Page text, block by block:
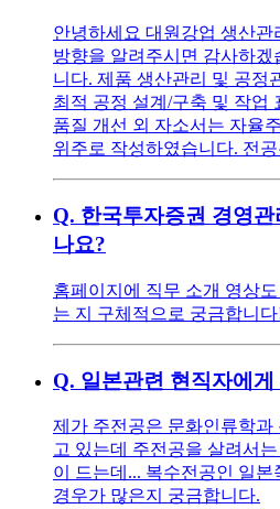
안녕하세요 대원강업 생산관
방향을 알려주시면 감사하
니다. 제품 생산관리 및 공정
최적 공정 설계/구축 및 작업
품질 개선 외 자소서는 자율
위주로 작성하였습니다. 전
Q. 한국투자증권 경영
나요?
홈페이지에 직무 소개 영상
는 지 구체적으로 궁금합니
Q. 일본관련 현직자에
제가 주전공은 문화인류학
고 있는데 주전공을 살려서
이 드는데... 복수전공인 일
경우가 많은지 궁금합니다.